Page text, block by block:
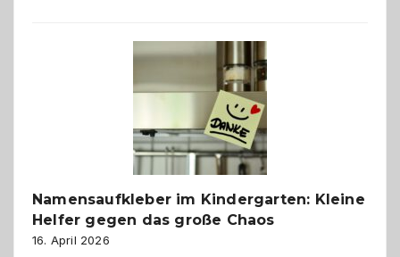
wann
ist
eine
Hundepension
die
richtige
Namensaufkleber im Kindergarten: Kleine
Helfer gegen das große Chaos
16. April 2026